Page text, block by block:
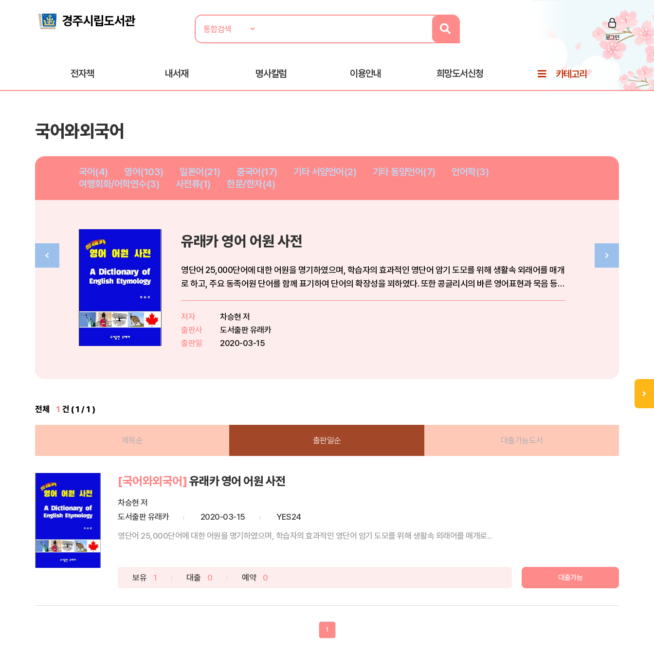
로그인
전자책 내서재 명사칼럼 이용안내 희망도서신청 카테고리
국어와외국어
국어(4) 영어(103) 일본어(21) 중국어(17) 기타 서양언어(2) 기타 동양언어(7)
언어학(3)
여행회화/어학연수(3)
사전류(1) 한문/한자(4)
유래카 영어 어원 사전
영단어 25,000단어에 대한 어원을 명기하였으며, 학습자의 효과적인 영단어 암기 도모를 위해 생활속 외래어를 매개
로 하고, 주요 동족어원 단어를 함께 표기하여 단어의 확장성을 꾀하였다. 또한 콩글리시의 바른 영어표현과 묵음 등
저자
차승현 저
출판사
도서출판 유래카
출판일
2020-03-15
전체 1 건 ( 1 / 1 )
제목순 출판일순 대출가능도서
[국어와외국어] 유래카 영어 어원 사전
차승현 저
도서출판 유래카
2020-03-15
YES24
영단어 25,000단어에 대한 어원을 명기하였으며, 학습자의 효과적인 영단어 암기 도모를 위해 생활속 외래어를 매개로...
보유 1 대출 0 예약 0 대출가능
1